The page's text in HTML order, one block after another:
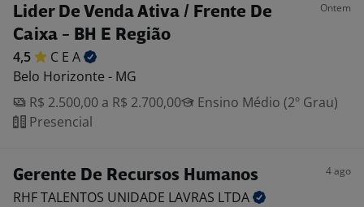
Lider De Venda Ativa / Frente De
Caixa - BH E Região
Ontem
4,5 C E A
Belo Horizonte - MG
R$ 2.500,00 a R$ 2.700,00
Ensino Médio (2º Grau)
Presencial
Gerente De Recursos Humanos 4 ago
RHF TALENTOS UNIDADE LAVRAS LTDA